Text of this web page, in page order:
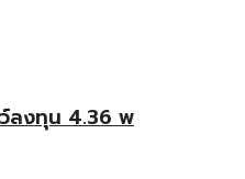
ว์ลงทุน 4.36 พ